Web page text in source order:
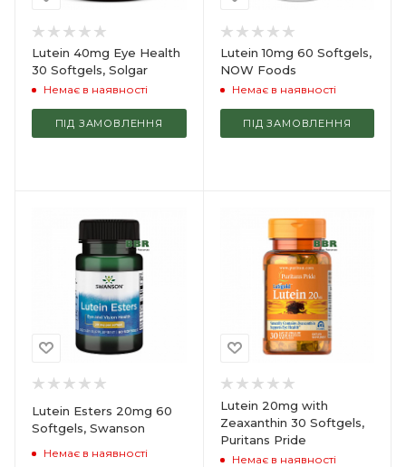
Lutein 40mg Eye Health
30 Softgels, Solgar
Немає в наявності
ПІД ЗАМОВЛЕННЯ
Lutein 10mg 60 Softgels,
NOW Foods
Немає в наявності
ПІД ЗАМОВЛЕННЯ
Lutein Esters 20mg 60
Softgels, Swanson
Немає в наявності
Lutein 20mg with
Zeaxanthin 30 Softgels,
Puritans Pride
Немає в наявності